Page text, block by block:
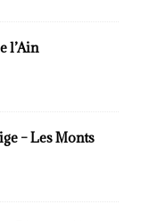
l’Ain
– Les Monts